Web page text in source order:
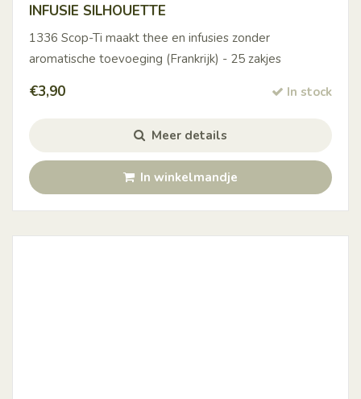
INFUSIE SILHOUETTE
1336 Scop-Ti maakt thee en infusies zonder
aromatische toevoeging (Frankrijk) - 25 zakjes
€3,90 In stock
Meer details
In winkelmandje